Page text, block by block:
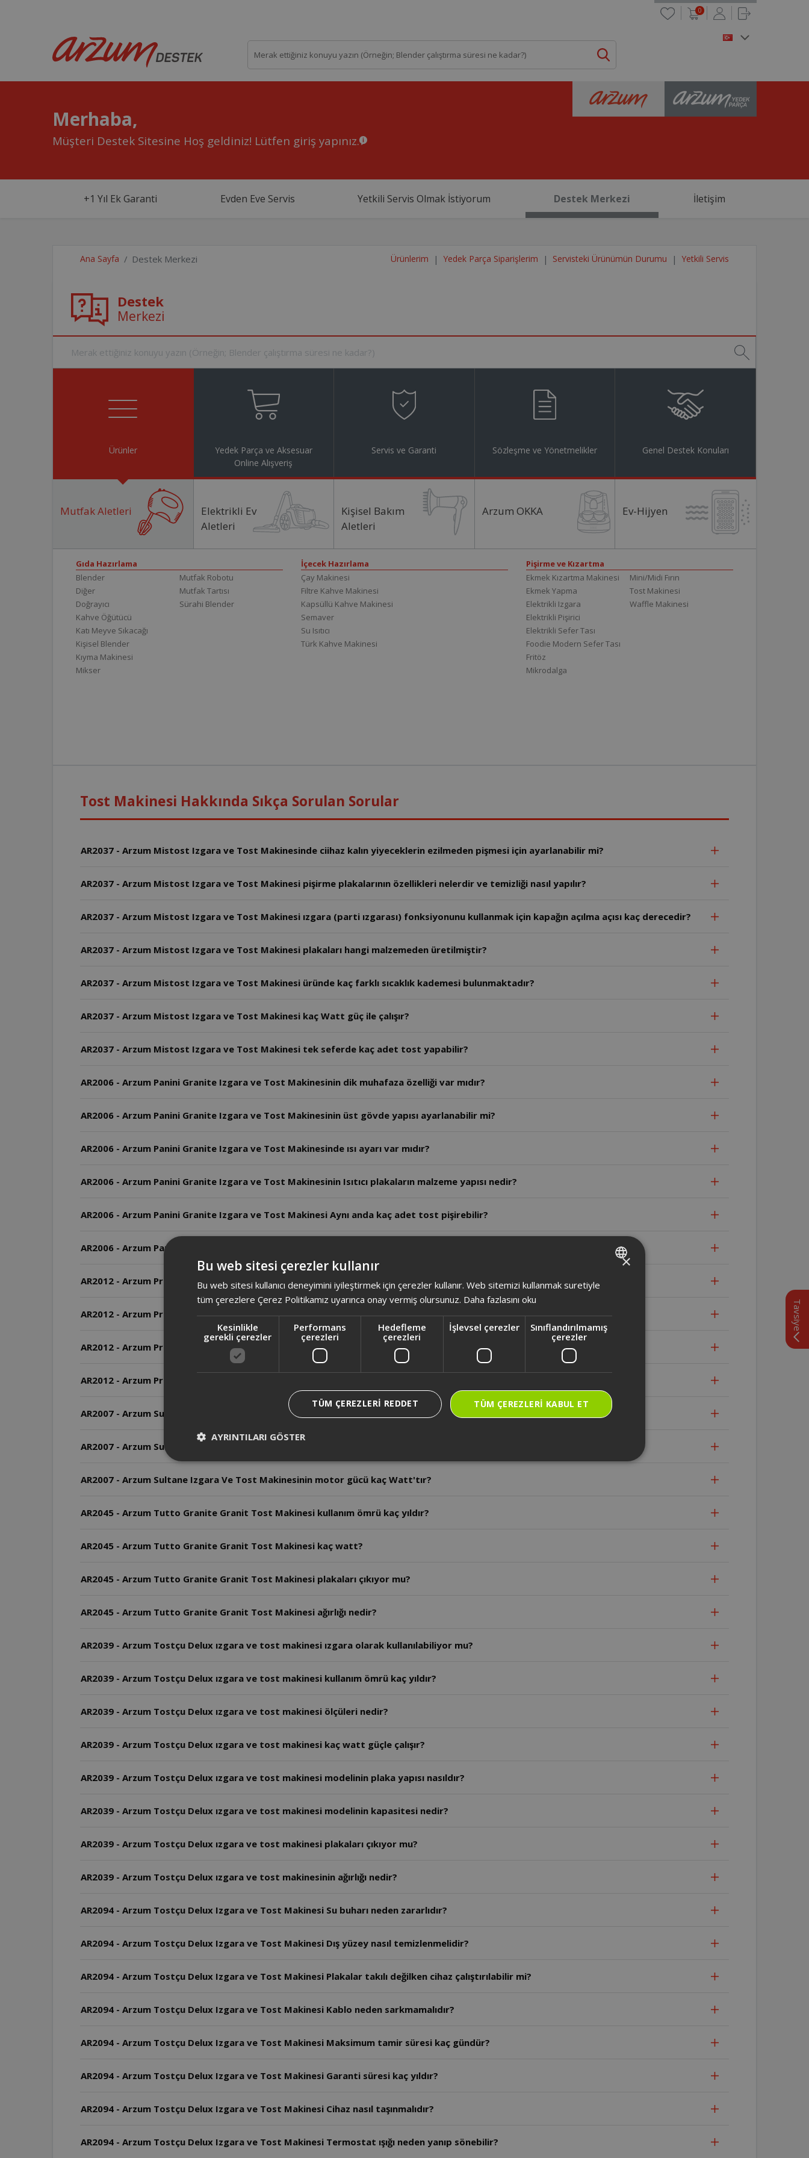
0
Merhaba,
Müşteri Destek Sitesine Hoş geldiniz! Lütfen giriş yapınız.
+1 Yıl Ek Garanti Evden Eve Servis Yetkili Servis Olmak İstiyorum Destek Merkezi İletişim
Ana Sayfa Destek Merkezi Ürünlerim Yedek Parça Siparişlerim Servisteki Ürünümün Durumu Yetkili Servis
Destek
Merkezi
Ürünler
Yedek Parça ve Aksesuar
Online Alışveriş
Servis ve Garanti Sözleşme ve Yönetmelikler Genel Destek Konuları
Mutfak Aletleri
Elektrikli Ev
Aletleri
Kişisel Bakım
Aletleri
Arzum OKKA Ev-Hijyen
Gıda Hazırlama
Blender
Diğer
Doğrayıcı
Kahve Öğütücü
Katı Meyve Sıkacağı
Kişisel Blender
Kıyma Makinesi
Mikser
Mutfak Robotu
Mutfak Tartısı
Sürahi Blender
İçecek Hazırlama
Çay Makinesi
Filtre Kahve Makinesi
Kapsüllü Kahve Makinesi
Semaver
Su Isıtıcı
Türk Kahve Makinesi
Pişirme ve Kızartma
Ekmek Kızartma Makinesi
Ekmek Yapma
Elektrikli Izgara
Elektrikli Pişirici
Elektrikli Sefer Tası
Foodie Modern Sefer Tası
Fritöz
Mikrodalga
Mini/Midi Fırın
Tost Makinesi
Waffle Makinesi
Tost Makinesi Hakkında Sıkça Sorulan Sorular
AR2037 - Arzum Mistost Izgara ve Tost Makinesinde ciihaz kalın yiyeceklerin ezilmeden pişmesi için ayarlanabilir mi?
AR2037 - Arzum Mistost Izgara ve Tost Makinesi pişirme plakalarının özellikleri nelerdir ve temizliği nasıl yapılır?
AR2037 - Arzum Mistost Izgara ve Tost Makinesi ızgara (parti ızgarası) fonksiyonunu kullanmak için kapağın açılma açısı kaç derecedir?
AR2037 - Arzum Mistost Izgara ve Tost Makinesi plakaları hangi malzemeden üretilmiştir?
AR2037 - Arzum Mistost Izgara ve Tost Makinesi üründe kaç farklı sıcaklık kademesi bulunmaktadır?
AR2037 - Arzum Mistost Izgara ve Tost Makinesi kaç Watt güç ile çalışır?
AR2037 - Arzum Mistost Izgara ve Tost Makinesi tek seferde kaç adet tost yapabilir?
AR2006 - Arzum Panini Granite Izgara ve Tost Makinesinin dik muhafaza özelliği var mıdır?
AR2006 - Arzum Panini Granite Izgara ve Tost Makinesinin üst gövde yapısı ayarlanabilir mi?
AR2006 - Arzum Panini Granite Izgara ve Tost Makinesinde ısı ayarı var mıdır?
AR2006 - Arzum Panini Granite Izgara ve Tost Makinesinin Isıtıcı plakaların malzeme yapısı nedir?
AR2006 - Arzum Panini Granite Izgara ve Tost Makinesi Aynı anda kaç adet tost pişirebilir?
AR2006 - Arzum Panini Granite Izgara ve Tost Makinesinin motor gücü kaç Watt'tır?
AR2012 - Arzum Prego Granite Izgara ve Tost Makinasının Plakaları çift taraflı olarak kullanılabilir mi?
AR2012 - Arzum Prego Granite Izgara ve Tost Makinasının Isıtıcı plakaların malzeme yapısı nedir?
AR2012 - Arzum Prego Granite Izgara ve Tost Makinası tek seferde kaç adet tost ekmeği pişirebilir?
AR2012 - Arzum Prego Granite Izgara ve Tost Makinası motor gücü ne kadardır?
AR2007 - Arzum Sultane Izgara Ve Tost Makinesi kaç farklı ısı ayarı vardır?
AR2007 - Arzum Sultane Izgara Ve Tost Makinesi Aynı anda kaç adet tost pişirebilir?
AR2007 - Arzum Sultane Izgara Ve Tost Makinesinin motor gücü kaç Watt'tır?
AR2045 - Arzum Tutto Granite Granit Tost Makinesi kullanım ömrü kaç yıldır?
AR2045 - Arzum Tutto Granite Granit Tost Makinesi kaç watt?
AR2045 - Arzum Tutto Granite Granit Tost Makinesi plakaları çıkıyor mu?
AR2045 - Arzum Tutto Granite Granit Tost Makinesi ağırlığı nedir?
AR2039 - Arzum Tostçu Delux ızgara ve tost makinesi ızgara olarak kullanılabiliyor mu?
AR2039 - Arzum Tostçu Delux ızgara ve tost makinesi kullanım ömrü kaç yıldır?
AR2039 - Arzum Tostçu Delux ızgara ve tost makinesi ölçüleri nedir?
AR2039 - Arzum Tostçu Delux ızgara ve tost makinesi kaç watt güçle çalışır?
AR2039 - Arzum Tostçu Delux ızgara ve tost makinesi modelinin plaka yapısı nasıldır?
AR2039 - Arzum Tostçu Delux ızgara ve tost makinesi modelinin kapasitesi nedir?
AR2039 - Arzum Tostçu Delux ızgara ve tost makinesi plakaları çıkıyor mu?
AR2039 - Arzum Tostçu Delux ızgara ve tost makinesinin ağırlığı nedir?
AR2094 - Arzum Tostçu Delux Izgara ve Tost Makinesi Su buharı neden zararlıdır?
AR2094 - Arzum Tostçu Delux Izgara ve Tost Makinesi Dış yüzey nasıl temizlenmelidir?
AR2094 - Arzum Tostçu Delux Izgara ve Tost Makinesi Plakalar takılı değilken cihaz çalıştırılabilir mi?
AR2094 - Arzum Tostçu Delux Izgara ve Tost Makinesi Kablo neden sarkmamalıdır?
AR2094 - Arzum Tostçu Delux Izgara ve Tost Makinesi Maksimum tamir süresi kaç gündür?
AR2094 - Arzum Tostçu Delux Izgara ve Tost Makinesi Garanti süresi kaç yıldır?
AR2094 - Arzum Tostçu Delux Izgara ve Tost Makinesi Cihaz nasıl taşınmalıdır?
AR2094 - Arzum Tostçu Delux Izgara ve Tost Makinesi Termostat ışığı neden yanıp sönebilir?
Tavsiye
TURKISH
×
Bu web sitesi çerezler kullanır
Bu web sitesi kullanıcı deneyimini iyileştirmek için çerezler kullanır. Web sitemizi kullanmak suretiyle
tüm çerezlere Çerez Politikamız uyarınca onay vermiş olursunuz. Daha fazlasını oku
Kesinlikle
gerekli çerezler
Performans
çerezleri
Hedefleme
çerezleri
İşlevsel çerezler
Sınıflandırılmamış
çerezler
TÜM ÇEREZLERI KABUL ET
TÜM ÇEREZLERI REDDET
AYRINTILARI GÖSTER